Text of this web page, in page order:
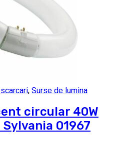
, Surse de lumina
circular 40W
Sylvania 01967